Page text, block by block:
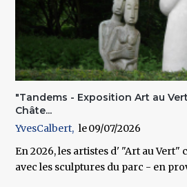
"Tandems - Exposition Art au
Châte...
YvesCalbert
09/07/2026
En 2026, les artistes d' "Art au
avec les sculptures du parc - en